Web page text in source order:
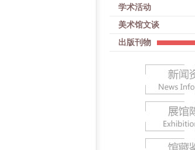
学术活动
美术馆文谈
出版刊物